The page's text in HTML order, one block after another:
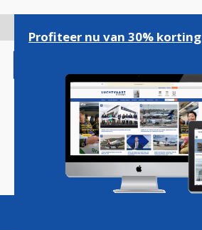
gaan
Magazine Podcasts
Profiteer nu van 30% korting